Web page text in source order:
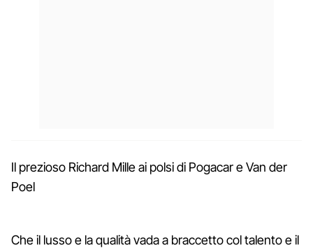
Il prezioso Richard Mille ai polsi di Pogacar e Van der
Poel
Che il lusso e la qualità vada a braccetto col talento e il